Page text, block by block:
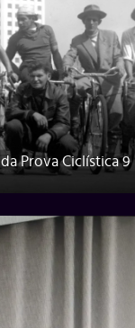
Prova Ciclística 9